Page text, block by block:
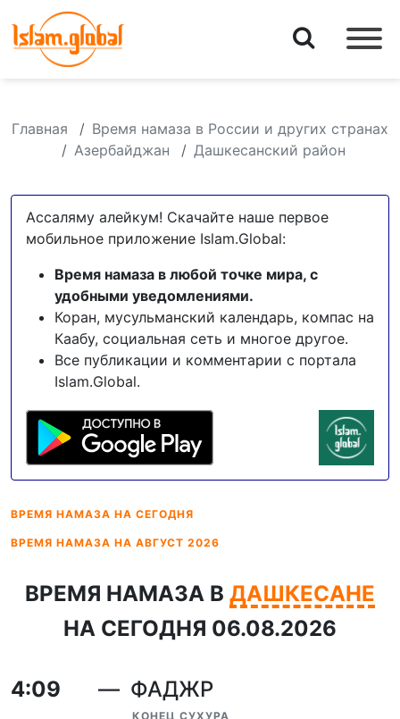
Главная
Время намаза в России и других странах
Азербайджан
Дашкесанский район
Ассаляму алейкум! Скачайте наше первое
мобильное приложение Islam.Global:
Время намаза в любой точке мира, с
удобными уведомлениями.
Коран, мусульманский календарь, компас на
Каабу, социальная сеть и многое другое.
Все публикации и комментарии с портала
Islam.Global.
ВРЕМЯ НАМАЗА НА СЕГОДНЯ
ВРЕМЯ НАМАЗА НА АВГУСТ 2026
ВРЕМЯ НАМАЗА В ДАШКЕСАНЕ
НА СЕГОДНЯ 06.08.2026
4:09 ФАДЖР
КОНЕЦ СУХУРА